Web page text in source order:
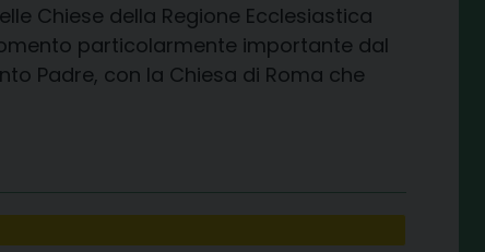
Chiese della Regione Ecclesiastica
particolarmente importante dal
Padre, con la Chiesa di Roma che